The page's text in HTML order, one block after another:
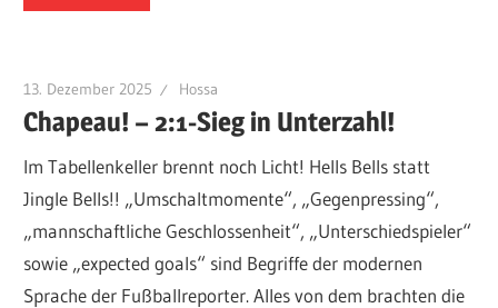
13. Dezember 2025 Hossa
Chapeau! – 2:1-Sieg in Unterzahl!
Im Tabellenkeller brennt noch Licht! Hells Bells statt
Jingle Bells!! „Umschaltmomente“, „Gegenpressing“,
„mannschaftliche Geschlossenheit“, „Unterschiedspieler“
sowie „expected goals“ sind Begriffe der modernen
Sprache der Fußballreporter. Alles von dem brachten die